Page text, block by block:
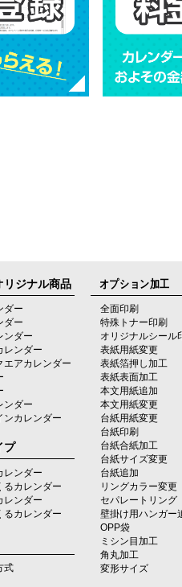
リジナル商品
ダー
ダー
ンダー
レンダー
エアカレンダー
ンダー
ンカレンダー
プ
レンダー
るカレンダー
レンダー
るカレンダー
式
オプション加工
全面印刷
特殊トナー印刷
オリジナルシール
表紙用紙変更
表紙箔押し加工
表紙表面加工
本文用紙追加
本文用紙変更
台紙用紙変更
台紙印刷
台紙合紙加工
台紙サイズ変更
台紙追加
リングカラー変更
セパレートリング
壁掛け用ハンガー
OPP袋
ミシン目加工
角丸加工
変形サイズ